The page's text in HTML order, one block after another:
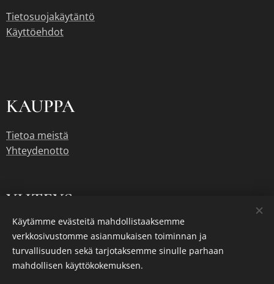
Tietosuojakäytäntö
Käyttöehdot
KAUPPA
Tietoa meistä
Yhteydenotto
YHTEYS
janne.makinen@jannesgarage.com
045 1723111
Käytämme evästeitä mahdollistaaksemme
verkkosivustomme asianmukaisen toiminnan ja
turvallisuuden sekä tarjotaksemme sinulle parhaan
mahdollisen käyttökokemuksen.